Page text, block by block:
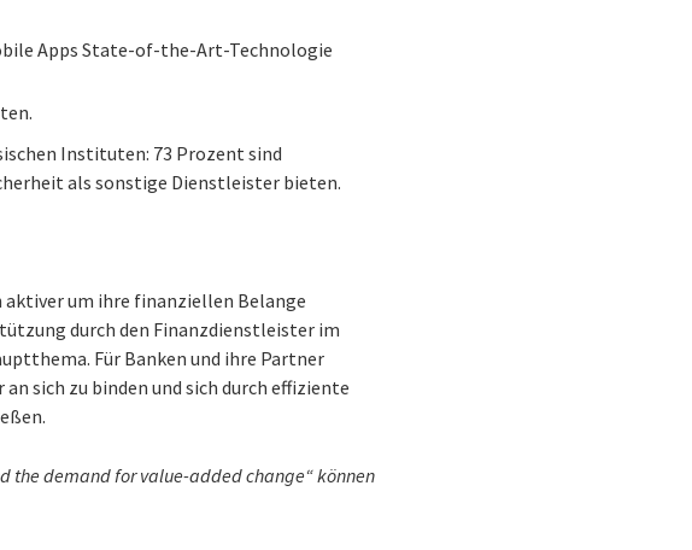
Apps State-of-the-Art-Technologie
Instituten: 73 Prozent sind
als sonstige Dienstleister bieten.
aktiver um ihre finanziellen Belange
durch den Finanzdienstleister im
Für Banken und ihre Partner
sich zu binden und sich durch effiziente
the demand for value-added change“ können